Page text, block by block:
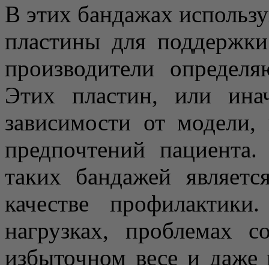
В этих бандажах
пластины для
производители
Этих пластин, или
зависимости от
предпочтений
таких бандажей
качестве
нагрузках, проблемах
избыточном весе и даже